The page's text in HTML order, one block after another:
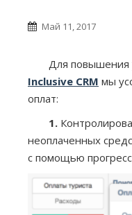
Май 11, 2017
Для повышения
Inclusive CRM мы
оплат:
1.
неоплаченных
с помощью